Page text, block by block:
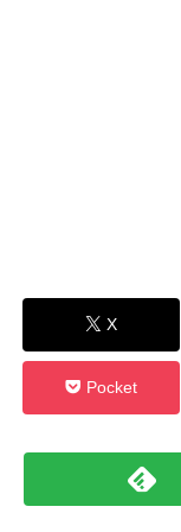
X
Pocket